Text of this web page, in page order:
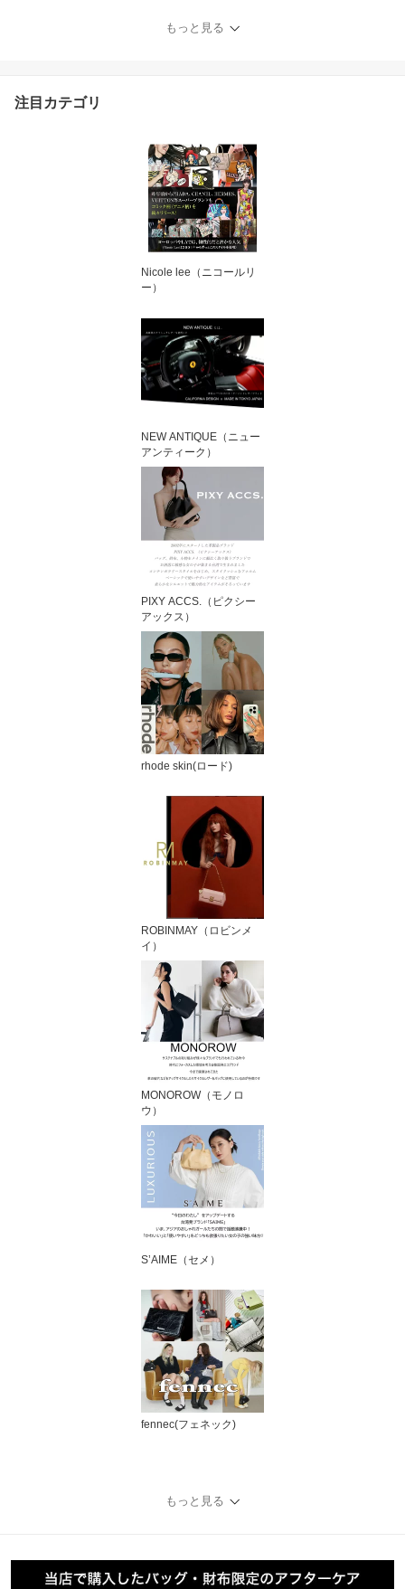
ンパクト がまぐち 小銭
入れ お札入れ ラウンド
もっと見る
注目カテゴリ
Nicole lee（ニコールリ
ー）
NEW ANTIQUE（ニュー
アンティーク）
PIXY ACCS.（ピクシー
アックス）
rhode skin(ロード)
ROBINMAY（ロビンメ
イ）
MONOROW（モノロ
ウ）
S’AIME（セメ）
fennec(フェネック)
もっと見る